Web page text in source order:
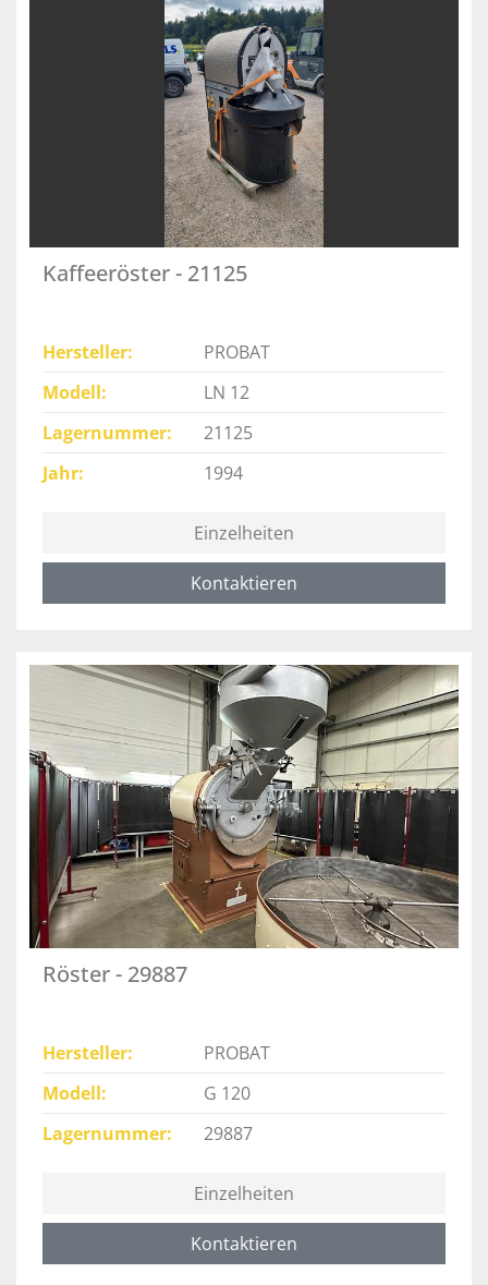
Kaffeeröster - 21125
Hersteller
PROBAT
Modell
LN 12
Lagernummer
21125
Jahr
1994
Einzelheiten
Kontaktieren
Röster - 29887
Hersteller
PROBAT
Modell
G 120
Lagernummer
29887
Einzelheiten
Kontaktieren